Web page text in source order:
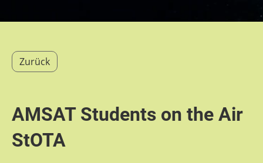
Zurück
AMSAT Students on the Air
StOTA